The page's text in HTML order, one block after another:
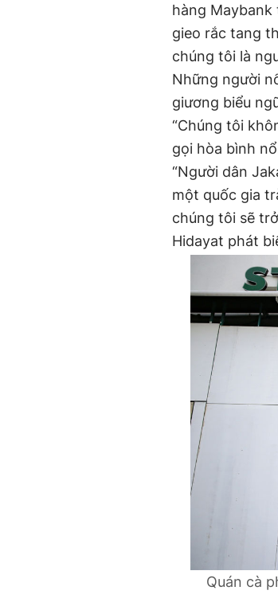
hàng
gieo rắc tang
chúng tôi là
Những người
giương biểu
“Chúng tôi
gọi hòa bình
“Người dân
một quốc gia
chúng tôi sẽ
Hidayat phát
Quán cà